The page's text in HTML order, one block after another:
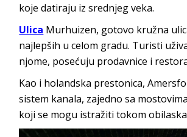
koje datiraju iz srednjeg veka.
Ulica Murhuizen, gotovo kružna
najlepših u celom gradu. Turisti
njome, posećuju prodavnice i
Kao i holandska prestonica,
sistem kanala, zajedno sa
koji se mogu istražiti tokom